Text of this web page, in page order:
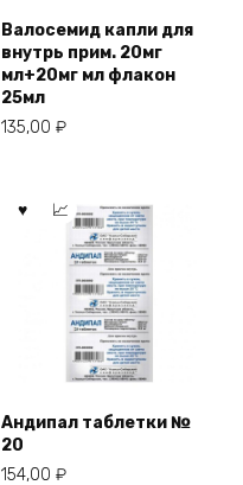
Валосемид капли для
внутрь прим. 20мг
мл+20мг мл флакон
25мл
135,00 ₽
Андипал таблетки №
20
154,00 ₽